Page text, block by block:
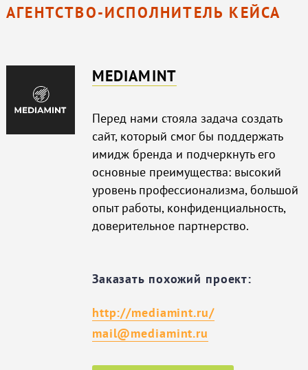
АГЕНТСТВО-ИСПОЛНИТЕЛЬ КЕЙСА
MEDIAMINT
Перед нами стояла задача создать
сайт, который смог бы поддержать
имидж бренда и подчеркнуть его
основные преимущества: высокий
уровень профессионализма, большой
опыт работы, конфиденциальность,
доверительное партнерство.
Заказать похожий проект:
http://mediamint.ru/
mail@mediamint.ru